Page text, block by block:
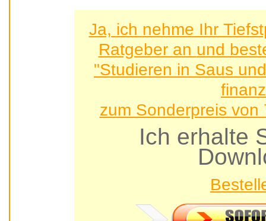
Ja, ich nehme Ihr Tiefstpreis-Angebot für dieses
Ratgeber
"Studieren in Saus
zum Sonderpreis
Ich erhalte